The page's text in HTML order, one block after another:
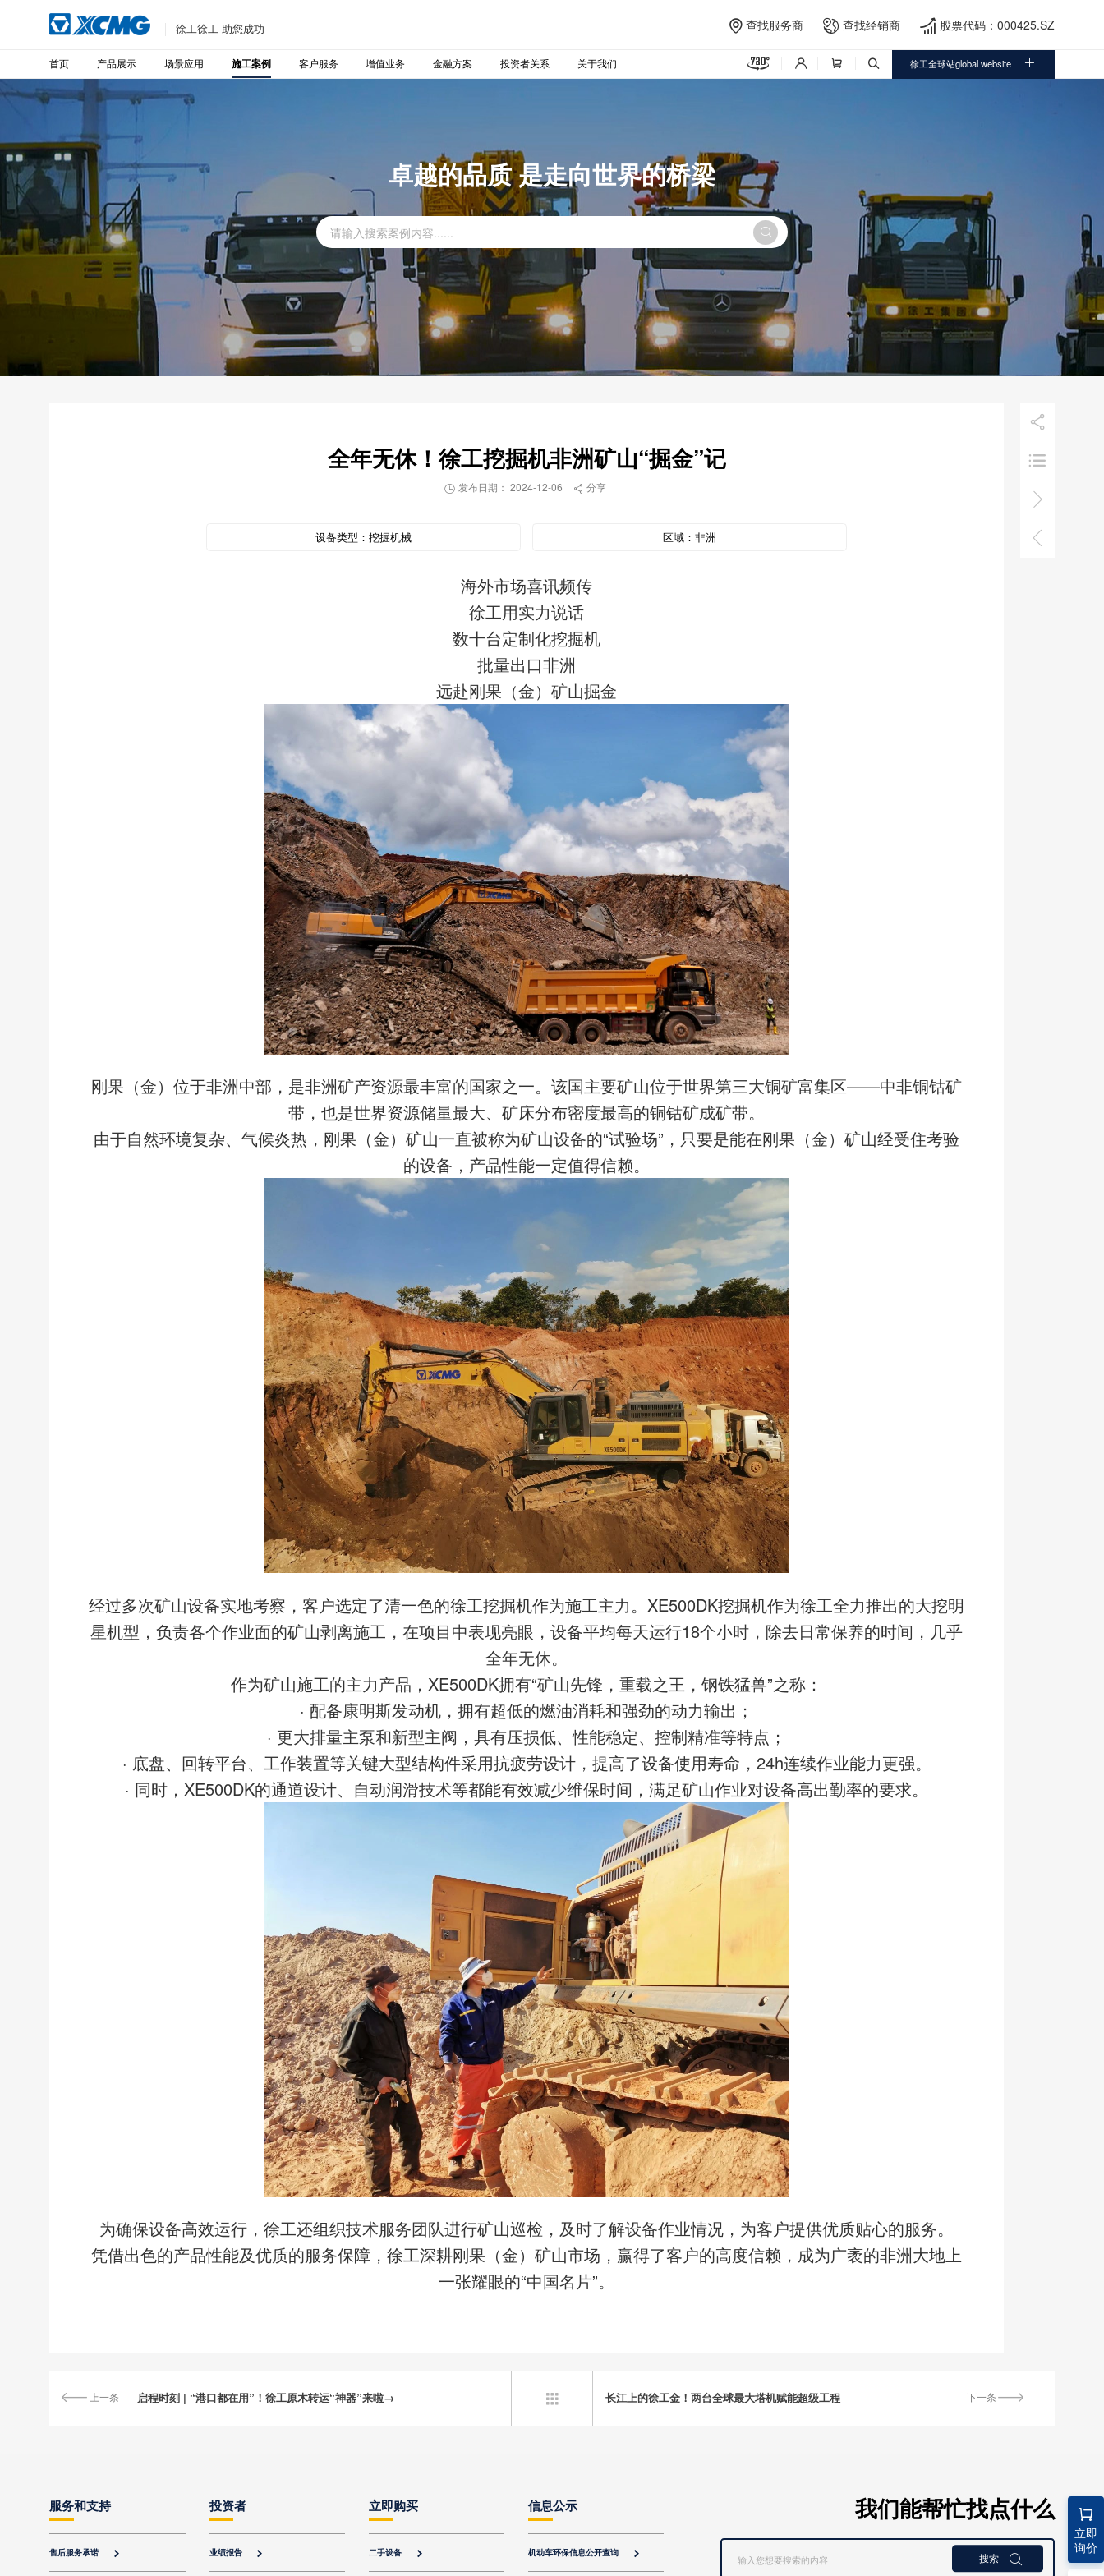
徐工徐工 助您成功  查找服务商  查找经销商  股票代码：000425.SZ
首页 产品展示 场景应用 施工案例 客户服务 增值业务 金融方案 投资者关系 关于我们     徐工全球站global website 
卓越的品质 是走向世界的桥梁





全年无休！徐工挖掘机非洲矿山“掘金”记
 发布日期： 2024-12-06  分享
设备类型：挖掘机械 区域：非洲
海外市场喜讯频传
徐工用实力说话
数十台定制化挖掘机
批量出口非洲
远赴刚果（金）矿山掘金
刚果（金）位于非洲中部，是非洲矿产资源最丰富的国家之一。该国主要矿山位于世界第三大铜矿富集区——中非铜钴矿
带，也是世界资源储量最大、矿床分布密度最高的铜钴矿成矿带。
由于自然环境复杂、气候炎热，刚果（金）矿山一直被称为矿山设备的“试验场”，只要是能在刚果（金）矿山经受住考验
的设备，产品性能一定值得信赖。
经过多次矿山设备实地考察，客户选定了清一色的徐工挖掘机作为施工主力。XE500DK挖掘机作为徐工全力推出的大挖明
星机型，负责各个作业面的矿山剥离施工，在项目中表现亮眼，设备平均每天运行18个小时，除去日常保养的时间，几乎
全年无休。
作为矿山施工的主力产品，XE500DK拥有“矿山先锋，重载之王，钢铁猛兽”之称：
· 配备康明斯发动机，拥有超低的燃油消耗和强劲的动力输出；
· 更大排量主泵和新型主阀，具有压损低、性能稳定、控制精准等特点；
· 底盘、回转平台、工作装置等关键大型结构件采用抗疲劳设计，提高了设备使用寿命，24h连续作业能力更强。
· 同时，XE500DK的通道设计、自动润滑技术等都能有效减少维保时间，满足矿山作业对设备高出勤率的要求。
为确保设备高效运行，徐工还组织技术服务团队进行矿山巡检，及时了解设备作业情况，为客户提供优质贴心的服务。
凭借出色的产品性能及优质的服务保障，徐工深耕刚果（金）矿山市场，赢得了客户的高度信赖，成为广袤的非洲大地上
一张耀眼的“中国名片”。
上一条 启程时刻 | “港口都在用”！徐工原木转运“神器”来啦→ 下一条
长江上的徐工金！两台全球最大塔机赋能超级工程

立即
询价
服务和支持
售后服务承诺 
投资者
业绩报告 
立即购买
二手设备 
信息公示
机动车环保信息公开查询 
我们能帮忙找点什么
搜索 